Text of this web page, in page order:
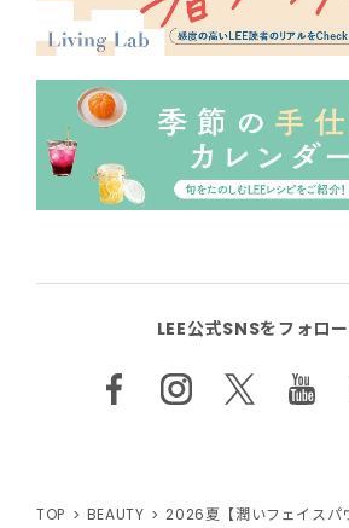
LEE公式SNSをフォロ
TOP BEAUTY
2026夏【潤いフェイスパ